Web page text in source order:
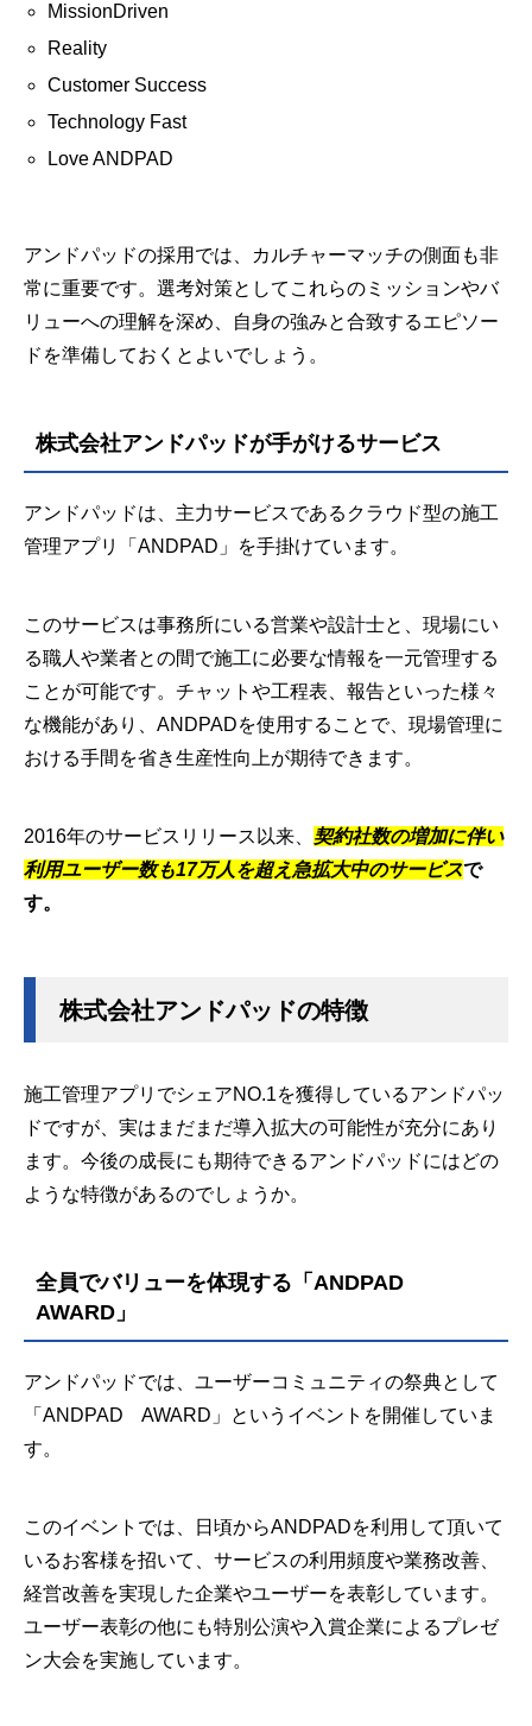
MissionDriven
Reality
Customer Success
Technology Fast
Love ANDPAD
アンドパッドの採用では、カルチャーマッチの側面も非
常に重要です。選考対策としてこれらのミッションやバ
リューへの理解を深め、自身の強みと合致するエピソー
ドを準備しておくとよいでしょう。
株式会社アンドパッドが手がけるサービス
アンドパッドは、主力サービスであるクラウド型の施工
管理アプリ「ANDPAD」を手掛けています。
このサービスは事務所にいる営業や設計士と、現場にい
る職人や業者との間で施工に必要な情報を一元管理する
ことが可能です。チャットや工程表、報告といった様々
な機能があり、ANDPADを使用することで、現場管理に
おける手間を省き生産性向上が期待できます。
2016年のサービスリリース以来、 契約社数の増加に伴い
利用ユーザー数も17万人を超え急拡大中のサービスで
す。
株式会社アンドパッドの特徴
施工管理アプリでシェアNO.1を獲得しているアンドパッ
ドですが、実はまだまだ導入拡大の可能性が充分にあり
ます。今後の成長にも期待できるアンドパッドにはどの
ような特徴があるのでしょうか。
全員でバリューを体現する「ANDPAD
AWARD」
アンドパッドでは、ユーザーコミュニティの祭典として
「ANDPAD AWARD」というイベントを開催していま
す。
このイベントでは、日頃からANDPADを利用して頂いて
いるお客様を招いて、サービスの利用頻度や業務改善、
経営改善を実現した企業やユーザーを表彰しています。
ユーザー表彰の他にも特別公演や入賞企業によるプレゼ
ン大会を実施しています。